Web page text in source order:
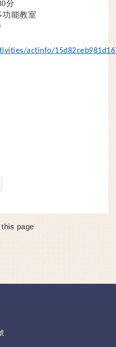
分
功能教室
actinfo/
page